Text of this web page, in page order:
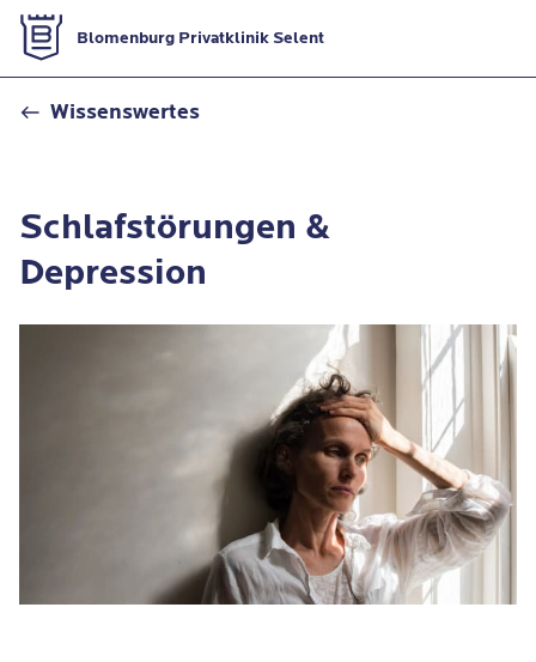
Zur Startseite
Blomenburg Privatklinik Selent
Wissenswertes
Schlafstörungen &
Depression